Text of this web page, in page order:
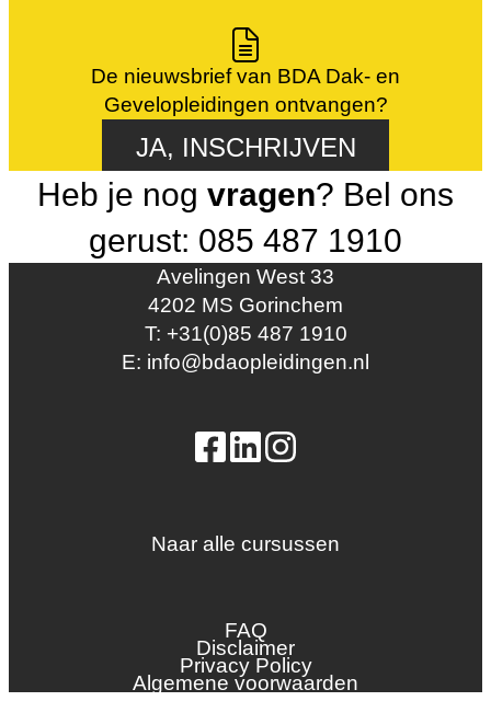
De nieuwsbrief van BDA Dak- en
Gevelopleidingen ontvangen?
JA, INSCHRIJVEN
Heb je nog vragen? Bel ons
gerust: 085 487 1910
Avelingen West 33
4202 MS Gorinchem
T: +31(0)85 487 1910
E: info@bdaopleidingen.nl
Naar alle cursussen
Zonne-energie
Duurzaamheid
FAQ
Disclaimer
Privacy Policy
Algemene voorwaarden